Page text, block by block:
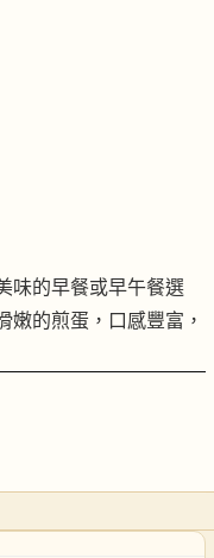
味的早餐或早午餐選
嫩的煎蛋，口感豐富，